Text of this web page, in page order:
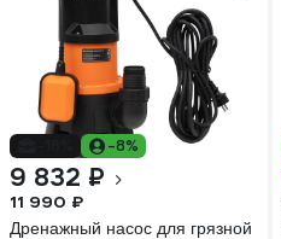
-8%
9 832 ₽
11 990 ₽
Дренажный насос для грязной